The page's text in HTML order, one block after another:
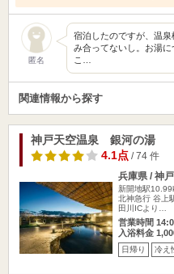
匿名
宿泊したのですが、温
み合ってないし。お湯に
こ…
関連情報から探す
神戸天空温泉 銀河の湯
4.1点/ 74 件
兵庫県 / 神
新開地駅
北神急行 谷上
田川ICより…
営業時間
入浴料金
日帰り 冷え